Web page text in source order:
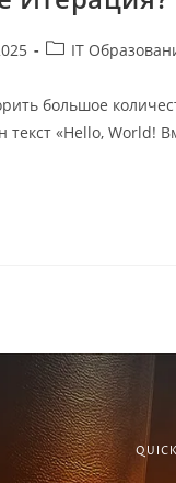
IT
большое
«Hello, World!